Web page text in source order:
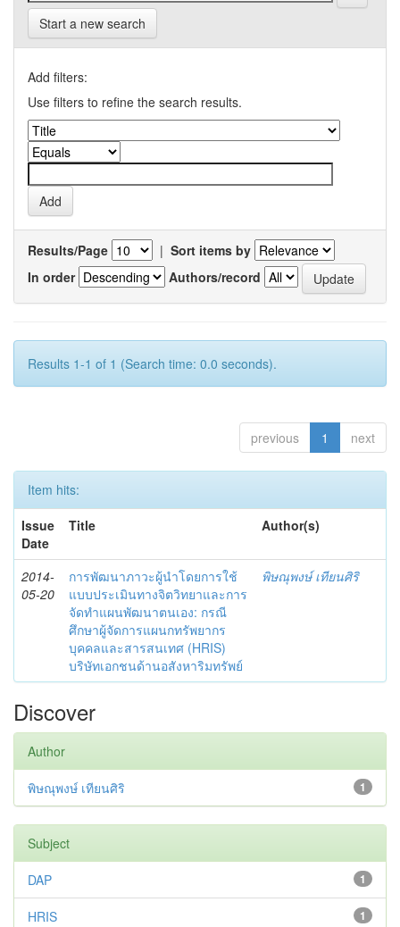
Start a new search
Add filters:
Use filters to refine the search results.
Results/Page | Sort items by
In order
Authors/record
Results 1-1 of 1 (Search time: 0.0 seconds).
previous 1 next
Item hits:
Issue
Date
Title Author(s)
2014-
05-20
การพัฒนาภาวะผู้นำโดยการใช้
แบบประเมินทางจิตวิทยาและการ
จัดทำแผนพัฒนาตนเอง: กรณี
ศึกษาผู้จัดการแผนกทรัพยากร
บุคคลและสารสนเทศ (HRIS)
บริษัทเอกชนด้านอสังหาริมทรัพย์
พิษณุพงษ์ เทียนศิริ
Discover
Author
1
พิษณุพงษ์ เทียนศิริ
Subject
1
DAP
1
HRIS